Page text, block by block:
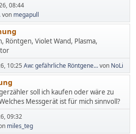
08:44
von megapull
Röntgen, Violet Wand, Plasma,
10:25 Aw: gefährliche Röntgene...von NoLi
soll ich kaufen oder wäre zu
Messgerät ist für mich sinnvoll?
09:32
miles_teg